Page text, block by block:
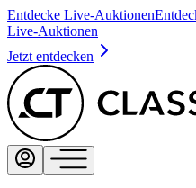
Entdecke Live-Auktionen
Live-Auktionen
Jetzt entdecken